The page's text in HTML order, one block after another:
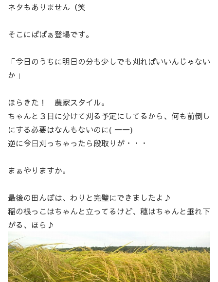
ネタもありません（笑
そこにばばぁ登場です。
「今日のうちに明日の分も少しでも刈ればいいんじゃない
か」
ほらきた！ 農家スタイル。
ちゃんと３日に分けて刈る予定にしてるから、何も前倒し
にする必要はなんもないのに( 一一)
逆に今日刈っちゃったら段取りが・・・
まぁやりますか。
最後の田んぼは、わりと完璧にできましたよ♪
稲の根っこはちゃんと立ってるけど、穂はちゃんと垂れ下
がる、ほら♪